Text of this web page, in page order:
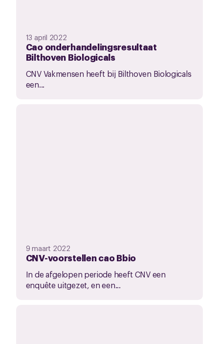
13 april 2022
Cao onderhandelingsresultaat
Bilthoven Biologicals
CNV Vakmensen heeft bij Bilthoven Biologicals
een...
9 maart 2022
CNV-voorstellen cao Bbio
In de afgelopen periode heeft CNV een
enquête uitgezet, en een...